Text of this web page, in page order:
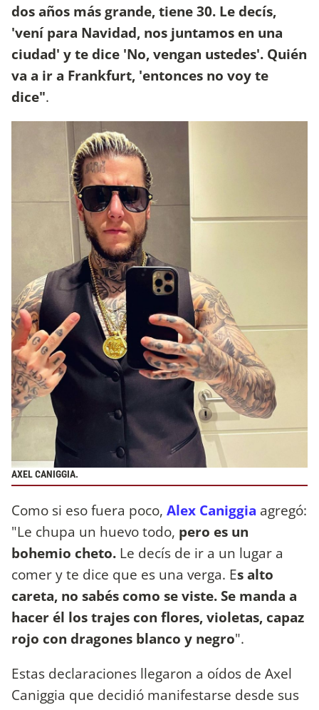
dos años más grande, tiene 30. Le decís,
'vení para Navidad, nos juntamos en una
ciudad' y te dice 'No, vengan ustedes'. Quién
va a ir a Frankfurt, 'entonces no voy te
dice".
AXEL CANIGGIA.
Como si eso fuera poco, Alex Caniggia agregó:
"Le chupa un huevo todo, pero es un
bohemio cheto. Le decís de ir a un lugar a
comer y te dice que es una verga. Es alto
careta, no sabés como se viste. Se manda a
hacer él los trajes con flores, violetas, capaz
rojo con dragones blanco y negro".
Estas declaraciones llegaron a oídos de Axel
Caniggia que decidió manifestarse desde sus